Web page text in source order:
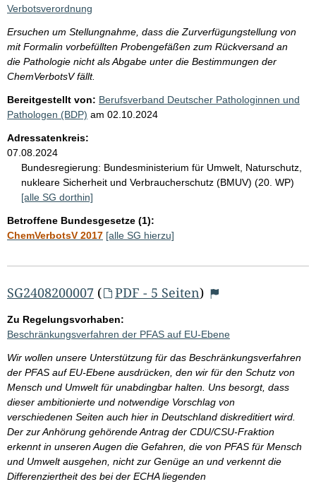
Verbotsverordnung
Ersuchen um Stellungnahme, dass die Zurverfügungstellung von
mit Formalin vorbefüllten Probengefäßen zum Rückversand an
die Pathologie nicht als Abgabe unter die Bestimmungen der
ChemVerbotsV fällt.
Bereitgestellt von: Berufsverband Deutscher Pathologinnen und
Pathologen (BDP) am 02.10.2024
Adressatenkreis:
07.08.2024
Bundesregierung: Bundesministerium für Umwelt, Naturschutz,
nukleare Sicherheit und Verbraucherschutz (BMUV) (20. WP)
[alle SG dorthin]
Betroffene Bundesgesetze (1):
ChemVerbotsV 2017 [alle SG hierzu]
SG2408200007 ( PDF - 5 Seiten)
Zu Regelungsvorhaben:
Beschränkungsverfahren der PFAS auf EU-Ebene
Wir wollen unsere Unterstützung für das Beschränkungsverfahren
der PFAS auf EU-Ebene ausdrücken, den wir für den Schutz von
Mensch und Umwelt für unabdingbar halten. Uns besorgt, dass
dieser ambitionierte und notwendige Vorschlag von
verschiedenen Seiten auch hier in Deutschland diskreditiert wird.
Der zur Anhörung gehörende Antrag der CDU/CSU-Fraktion
erkennt in unseren Augen die Gefahren, die von PFAS für Mensch
und Umwelt ausgehen, nicht zur Genüge an und verkennt die
Differenziertheit des bei der ECHA liegenden